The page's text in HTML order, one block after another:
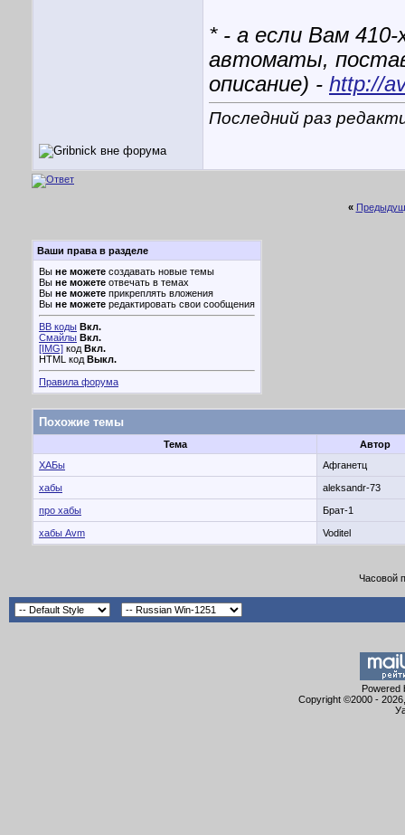
* - а если Вам
автоматы,
описание) - http://
Последний раз
«
Ваши права в разделе
Вы не можете создавать новые темы
Вы не можете отвечать в темах
Вы не можете прикреплять вложения
Вы не можете редактировать свои сообщения
BB коды Вкл.
Смайлы Вкл.
[IMG] код Вкл.
HTML код Выкл.
Правила форума
Похожие темы
Тема
Автор
ХАБы
Афганетц
хабы aleksandr-73
про хабы Брат-1
хабы Avm Voditel
Часовой
Powered
Copyright ©2000 -